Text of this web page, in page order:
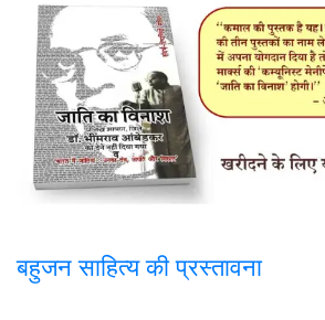
बहुजन साहित्य की प्रस्तावना